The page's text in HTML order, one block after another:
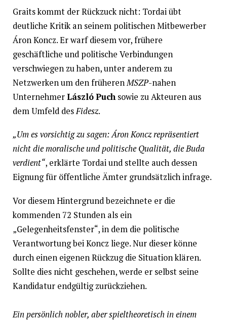
Graits kommt der Rückzuck nicht: Tordai übt
deutliche Kritik an seinem politischen Mitbewerber
Áron Koncz. Er warf diesem vor, frühere
geschäftliche und politische Verbindungen
verschwiegen zu haben, unter anderem zu
Netzwerken um den früherenMSZP-nahen
UnternehmerLászló Puchsowie zu Akteuren aus
dem Umfeld desFidesz.
„Um es vorsichtig zu sagen: Áron Koncz repräsentiert
nicht die moralische und politische Qualität, die Buda
verdient“, erklärte Tordai und stellte auch dessen
Eignung für öffentliche Ämter grundsätzlich infrage.
Vor diesem Hintergrund bezeichnete er die
kommenden 72 Stunden als ein
„Gelegenheitsfenster“, in dem die politische
Verantwortung bei Koncz liege. Nur dieser könne
durch einen eigenen Rückzug die Situation klären.
Sollte dies nicht geschehen, werde er selbst seine
Kandidatur endgültig zurückziehen.
Ein persönlich nobler, aber spieltheoretisch in einem